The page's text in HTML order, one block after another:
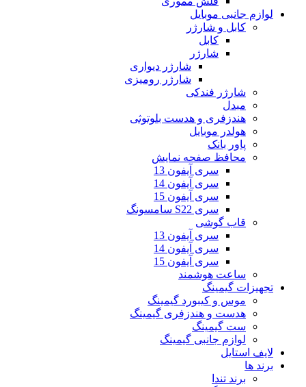
لوازم جانبی موبایل
کابل و شارژر
کابل
شارژر
شارژر دیواری
شارژر رومیزی
شارژر فندکی
مبدل
هندزفری و هدست بلوتوثی
هولدر موبایل
پاور بانک
محافظ صفحه نمایش
سری آیفون 13
سری آیفون 14
سری آیفون 15
سری S22 سامسونگ
قاب گوشی
سری آیفون 13
سری آیفون 14
سری آیفون 15
ساعت هوشمند
تجهیزات گیمینگ
موس و کیبورد گیمینگ
هدست و هندزفری گیمینگ
ست گیمینگ
لوازم جانبی گیمینگ
لایف استایل
برند ها
برند تندا